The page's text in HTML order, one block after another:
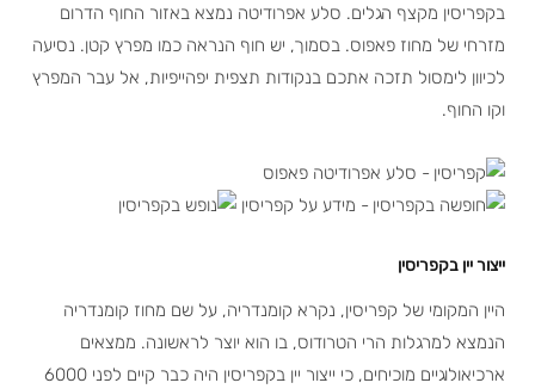
בקפריסין מקצף הגלים. סלע אפרודיטה נמצא באזור החוף הדרום
מזרחי של מחוז פאפוס. בסמוך, יש חוף הנראה כמו מפרץ קטן. נסיעה
לכיוון לימסול תזכה אתכם בנקודות תצפית יפהייפיות, אל עבר המפרץ
וקו החוף.
ייצור יין בקפריסין
היין המקומי של קפריסין, נקרא קומנדריה, על שם מחוז קומנדריה
הנמצא למרגלות הרי הטרודוס, בו הוא יוצר לראשונה. ממצאים
ארכיאולוגיים מוכיחים, כי ייצור יין בקפריסין היה כבר קיים לפני 6000